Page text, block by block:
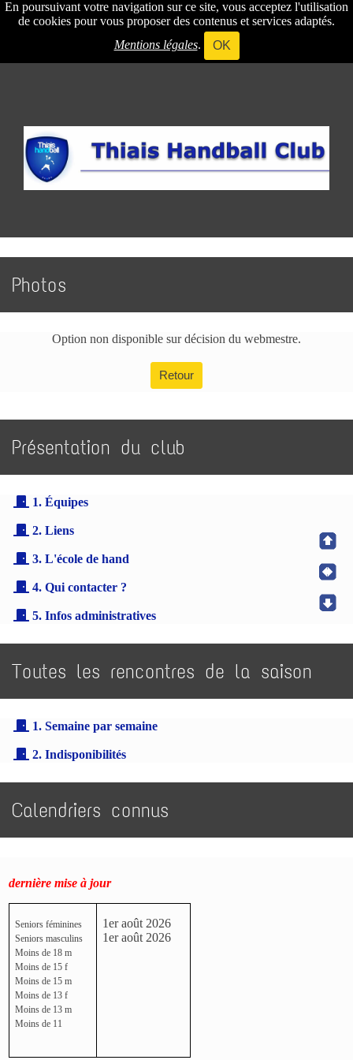
En poursuivant votre navigation sur ce site, vous acceptez l'utilisation
de cookies pour vous proposer des contenus et services adaptés.
Mentions légales. OK
Photos
Option non disponible sur décision du webmestre.
Retour
Présentation du club
1. Équipes
2. Liens
3. L'école de hand
4. Qui contacter ?
5. Infos administratives
Toutes les rencontres de la saison
1. Semaine par semaine
2. Indisponibilités
Calendriers connus
dernière mise à jour
Seniors féminines
Seniors masculins
Moins de 18 m
Moins de 15 f
Moins de 15 m
Moins de 13 f
Moins de 13 m
Moins de 11
1er août 2026
1er août 2026